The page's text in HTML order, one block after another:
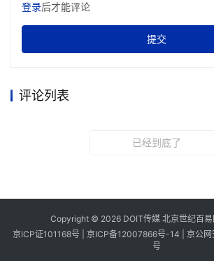
登录后才能评论
提交
评论列表
已经到底了
Copyright © 2026 DOIT传媒 北京世纪百易
京ICP证101168号 | 京ICP备12007866号-14
京公
号